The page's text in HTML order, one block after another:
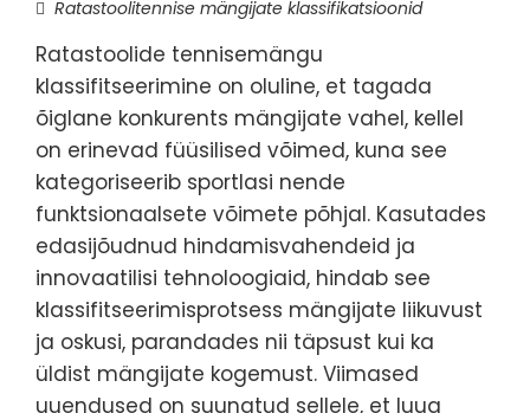
Ratastoolitennise mängijate klassifikatsioonid
Ratastoolide tennisemängu
klassifitseerimine on oluline, et tagada
õiglane konkurents mängijate vahel, kellel
on erinevad füüsilised võimed, kuna see
kategoriseerib sportlasi nende
funktsionaalsete võimete põhjal. Kasutades
edasijõudnud hindamisvahendeid ja
innovaatilisi tehnoloogiaid, hindab see
klassifitseerimisprotsess mängijate liikuvust
ja oskusi, parandades nii täpsust kui ka
üldist mängijate kogemust. Viimased
uuendused on suunatud sellele, et luua